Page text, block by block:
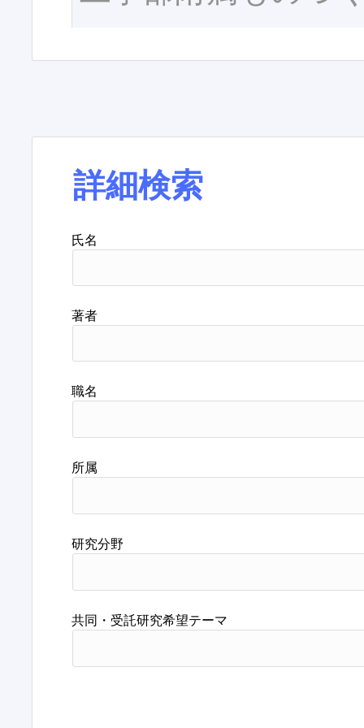
詳細検索
氏名
著者
職名
所属
研究分野
共同・受託研究希望テーマ